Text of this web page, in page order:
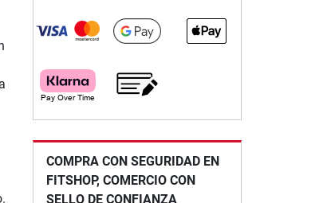
COMPRA CON SEGURIDAD EN
FITSHOP, COMERCIO CON
SELLO DE CONFIANZA